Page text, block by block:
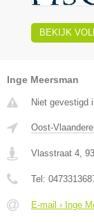
BEKIJK
Inge Meersman
Niet gevestigd
Oost-
Vlasstraat 4
Tel:
E-mail › Inge